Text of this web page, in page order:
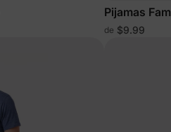
Pijamas
de $9.99